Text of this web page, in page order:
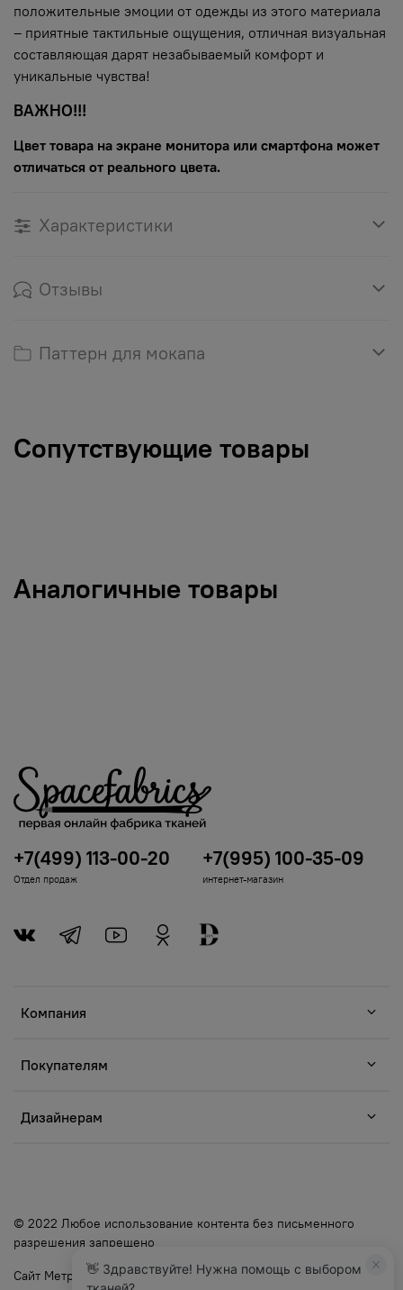
положительные эмоции от одежды из этого материала
– приятные тактильные ощущения, отличная визуальная
составляющая дарят незабываемый комфорт и
уникальные чувства!
ВАЖНО!!!
Цвет товара на экране монитора или смартфона может
отличаться от реального цвета.
Характеристики
Отзывы
Паттерн для мокапа
Сопутствующие товары
Аналогичные товары
Компания
Покупателям
Дизайнерам
+7(499) 113-00-20
Отдел продаж
+7(995) 100-35-09
интернет-магазин
👋 Здравствуйте! Нужна помощь с выбором
© 2022 Любое использование контента без письменного
разрешения запрещено
Сайт Метр Ткани